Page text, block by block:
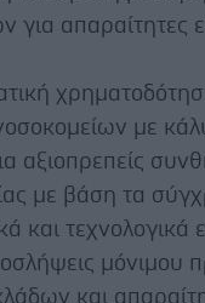
για απαραίτητες
με
αξιοπρεπείς
με βάση τα
και τεχνολογικά
μόνιμου
και